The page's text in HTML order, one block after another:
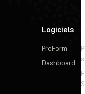
Logiciels
PreForm
Dashboard